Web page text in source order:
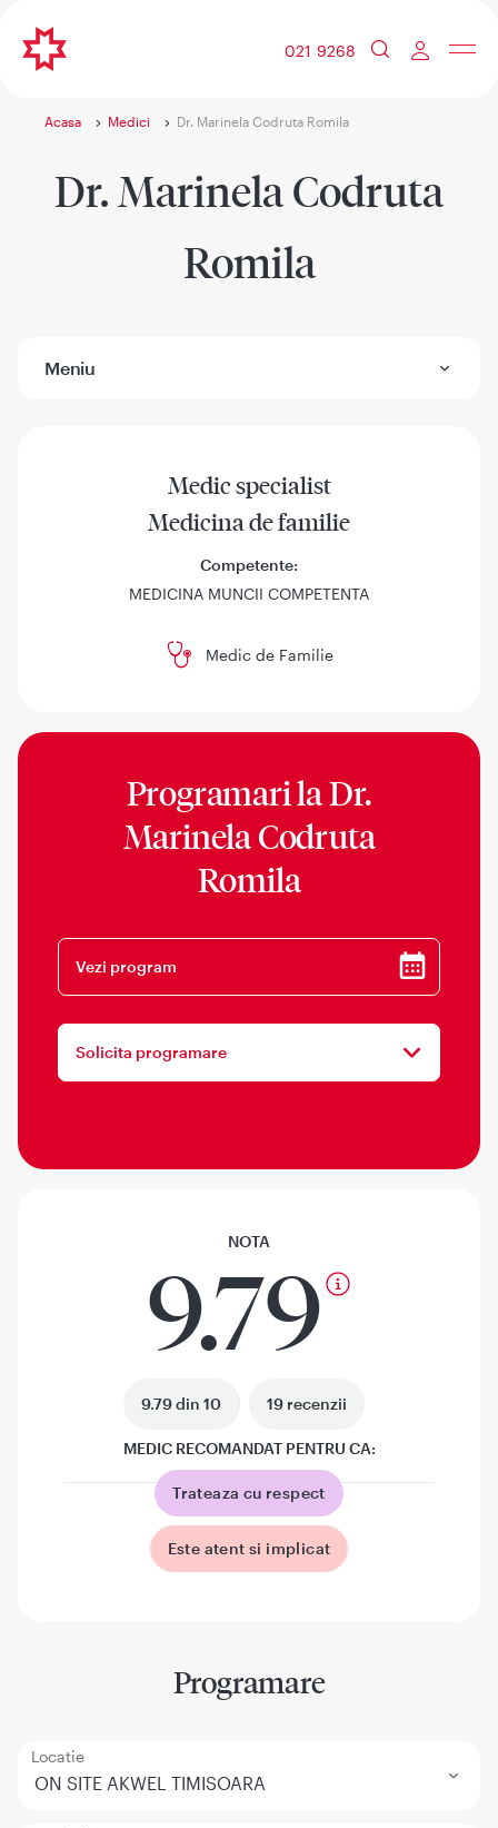
021 9268
Acasa Medici Dr. Marinela Codruta Romila
Dr. Marinela Codruta
Romila
Meniu
Medic specialist
Medicina de familie
Competente:
MEDICINA MUNCII COMPETENTA
Medic de Familie
Programari laDr.
Marinela Codruta
Romila
Vezi program
Solicita programare
NOTA
9.79
9.79 din 10 19 recenzii
MEDIC RECOMANDAT PENTRU CA:
Trateaza cu respect
Este atent si implicat
Programare
Locatie
ON SITE AKWEL TIMISOARA